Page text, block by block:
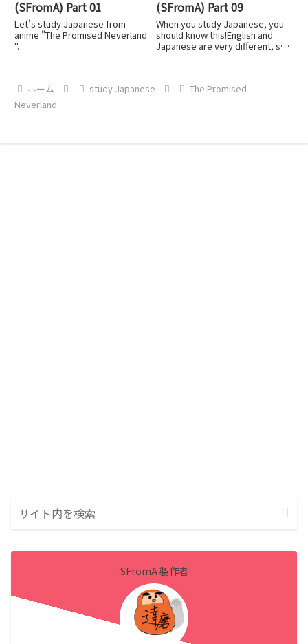
(SFromA) Part 01
Let's study Japanese from
anime "The Promised Neverland
".
(SFromA) Part 09
When you study Japanese, you
should know this!English and
Japanese are very different, so
ホーム study Japanese
The Promised
Neverland
SFromA 製作者